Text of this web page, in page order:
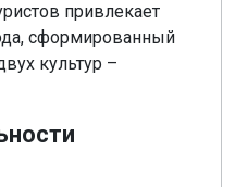
привлекает
сформированный
культур –